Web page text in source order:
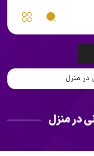
در منزل
در منزل